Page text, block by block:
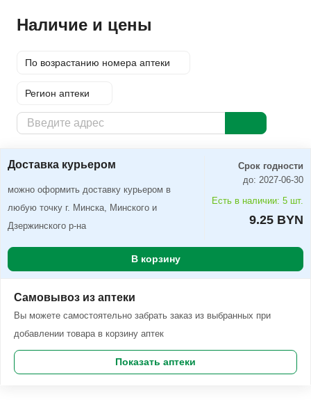
Наличие и цены
По возрастанию номера аптеки
Регион аптеки
Доставка курьером
Доставка курьером
можно оформить доставку курьером в
любую точку г. Минска, Минского и
Дзержинского р-на
Срок годности
до: 2027-06-30
Есть в наличии: 5 шт.
9.25 BYN
В корзину
Самовывоз из аптеки
Вы можете самостоятельно забрать заказ из выбранных при
добавлении товара в корзину аптек
Показать аптеки